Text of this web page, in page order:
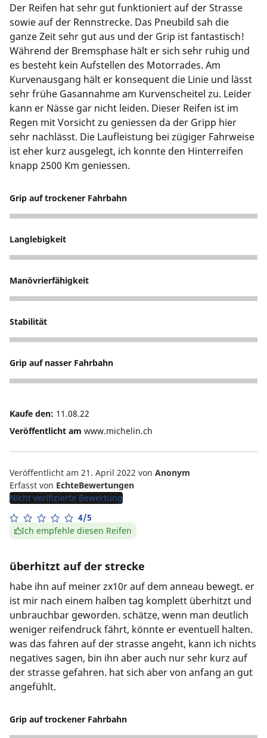
Der Reifen hat sehr gut funktioniert auf der Strasse
sowie auf der Rennstrecke. Das Pneubild sah die
ganze Zeit sehr gut aus und der Grip ist fantastisch!
Während der Bremsphase hält er sich sehr ruhig und
es besteht kein Aufstellen des Motorrades. Am
Kurvenausgang hält er konsequent die Linie und lässt
sehr frühe Gasannahme am Kurvenscheitel zu. Leider
kann er Nässe gar nicht leiden. Dieser Reifen ist im
Regen mit Vorsicht zu geniessen da der Gripp hier
sehr nachlässt. Die Laufleistung bei zügiger Fahrweise
ist eher kurz ausgelegt, ich konnte den Hinterreifen
knapp 2500 Km geniessen.
Grip auf trockener Fahrbahn
5
Langlebigkeit
3
Manövrierfähigkeit
5
Stabilität
5
Grip auf nasser Fahrbahn
2
Kaufe den: 11.08.22
Veröffentlicht am www.michelin.ch
Veröffentlicht am 21. April 2022 von Anonym
Erfasst von EchteBewertungen
Nicht verifizierte Bewertung
4/5
Ich empfehle diesen Reifen
überhitzt auf der strecke
habe ihn auf meiner zx10r auf dem anneau bewegt. er
ist mir nach einem halben tag komplett überhitzt und
unbrauchbar geworden. schätze, wenn man deutlich
weniger reifendruck fährt, könnte er eventuell halten.
was das fahren auf der strasse angeht, kann ich nichts
negatives sagen, bin ihn aber auch nur sehr kurz auf
der strasse gefahren. hat sich aber von anfang an gut
angefühlt.
Grip auf trockener Fahrbahn